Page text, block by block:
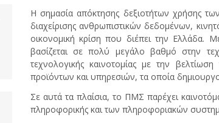
Η σημασία απόκτησης δεξιοτήτων χρήσης
διαχείρισης ανθρωπιστικών δεδομένων,
οικονομική κρίση που διέπει την Ελλάδα.
βασίζεται σε πολύ μεγάλο βαθμό στην
τεχνολογικής καινοτομίας με την
προϊόντων και υπηρεσιών, τα οποία
Σε αυτά τα πλαίσια, το ΠΜΣ παρέχει
πληροφορικής και των πληροφοριακών